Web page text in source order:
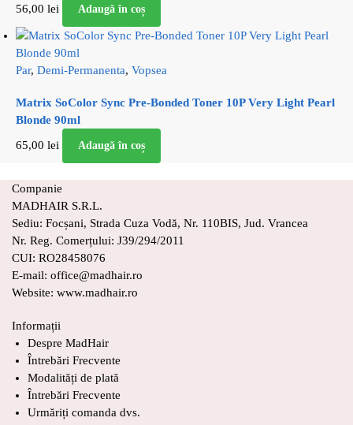
56,00 lei Adaugă în coș
Par, Demi-Permanenta, Vopsea
Matrix SoColor Sync Pre-Bonded Toner 10P Very Light Pearl
Blonde 90ml
65,00 lei Adaugă în coș
Companie
MADHAIR S.R.L.
Sediu: Focșani, Strada Cuza Vodă, Nr. 110BIS, Jud. Vrancea
Nr. Reg. Comerțului: J39/294/2011
CUI: RO28458076
E-mail: office@madhair.ro
Website: www.madhair.ro
Informații
Despre MadHair
Întrebări Frecvente
Modalități de plată
Întrebări Frecvente
Urmăriți comanda dvs.